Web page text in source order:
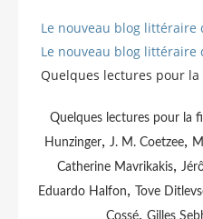
Le nouveau blog littéraire
Le nouveau blog littéraire
Quelques lectures pour la
Quelques lectures pour la
Hunzinger, J. M. Coetzee,
Catherine Mavrikakis,
Eduardo Halfon, Tove
Cossé, Gilles